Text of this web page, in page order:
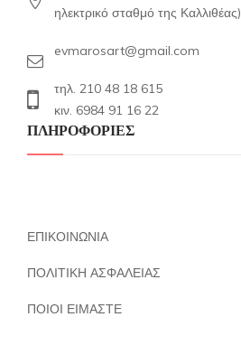
ηλεκτρικό σταθμό της Καλλιθέας)
evmarosart@gmail.com
τηλ. 210 48 18 615
κιν. 6984 91 16 22
ΠΛΗΡΟΦΟΡΙΕΣ
ΕΠΙΚΟΙΝΩΝΙΑ
ΠΟΛΙΤΙΚΗ ΑΣΦΑΛΕΙΑΣ
ΠΟΙΟΙ ΕΙΜΑΣΤΕ